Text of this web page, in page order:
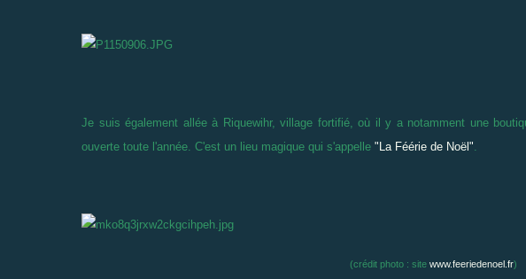
Je suis également allée à Riquewihr, village fortifié, où il y a notamment une
ouverte toute l'année. C'est un lieu magique qui s'appelle "La Féérie de Noël"
(crédit photo : site www.feeriedenoel.fr)